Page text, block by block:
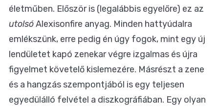
életműben. Először is (legalábbis egyelőre) ez az
utolsóAlexisonfire anyag. Minden hattyúdalra
emlékszünk, erre pedig én úgy fogok, mint egy új
lendületet kapó zenekar végre izgalmas és újra
figyelmet követelő kislemezére. Másrészt a zene
és a hangzás szempontjából is egy teljesen
egyedülálló felvétel a diszkográfiában. Egy olyan